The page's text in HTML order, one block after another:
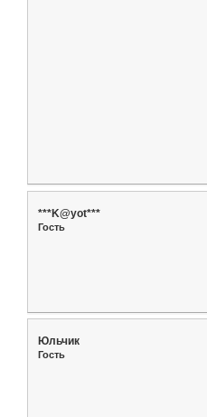
***K@yot***
Гость
Юльчик
Гость